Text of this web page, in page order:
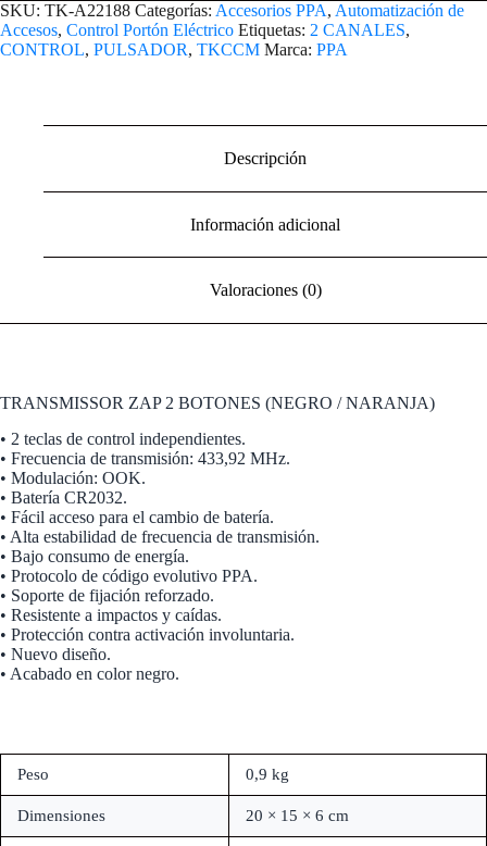
SKU: TK-A22188 Categorías: Accesorios PPA, Automatización de
Accesos, Control Portón Eléctrico Etiquetas: 2 CANALES,
CONTROL, PULSADOR, TKCCM Marca: PPA
Descripción
Información adicional
Valoraciones (0)
TRANSMISSOR ZAP 2 BOTONES (NEGRO / NARANJA)
• 2 teclas de control independientes.
• Frecuencia de transmisión: 433,92 MHz.
• Modulación: OOK.
• Batería CR2032.
• Fácil acceso para el cambio de batería.
• Alta estabilidad de frecuencia de transmisión.
• Bajo consumo de energía.
• Protocolo de código evolutivo PPA.
• Soporte de fijación reforzado.
• Resistente a impactos y caídas.
• Protección contra activación involuntaria.
• Nuevo diseño.
• Acabado en color negro.
Peso 0,9 kg
Dimensiones 20 × 15 × 6 cm